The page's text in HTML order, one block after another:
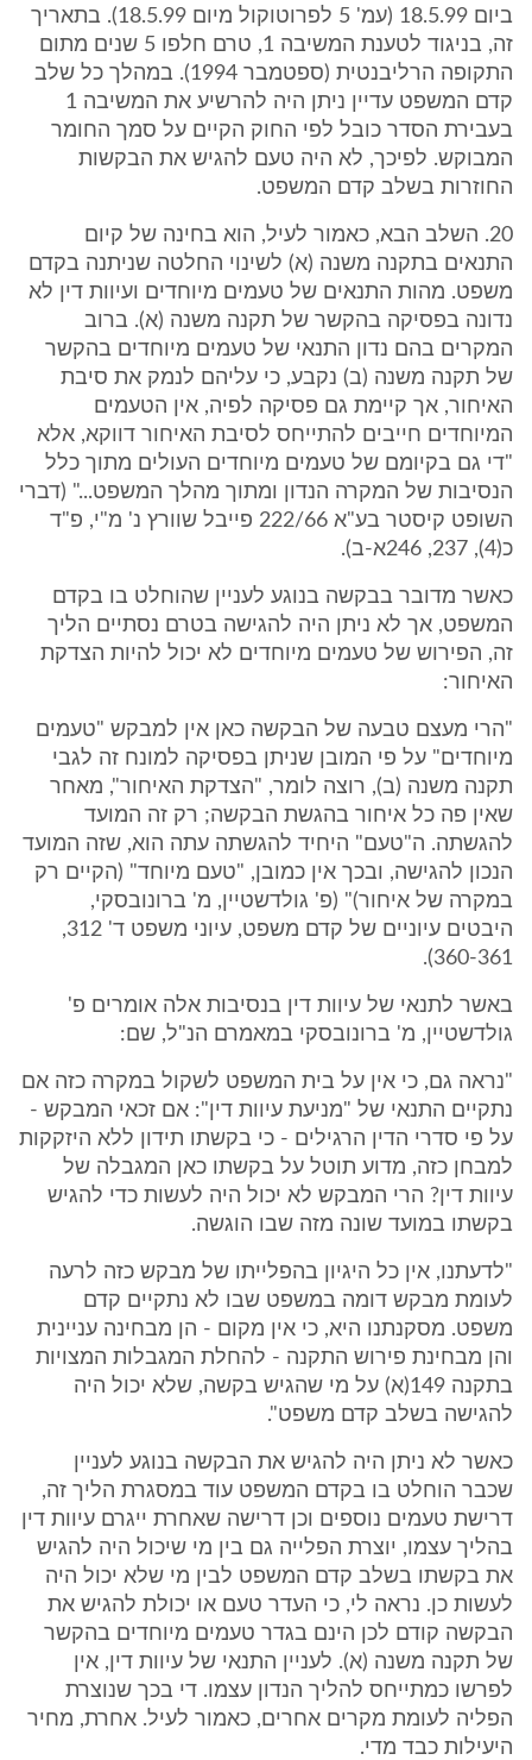
ביום 18.5.99 (עמ' 5 לפרוטוקול מיום 18.5.99). בתאריך
זה, בניגוד לטענת המשיבה 1, טרם חלפו 5 שנים מתום
התקופה הרליבנטית (ספטמבר 1994). במהלך כל שלב
קדם המשפט עדיין ניתן היה להרשיע את המשיבה 1
בעבירת הסדר כובל לפי החוק הקיים על סמך החומר
המבוקש. לפיכך, לא היה טעם להגיש את הבקשות
החוזרות בשלב קדם המשפט.
20. השלב הבא, כאמור לעיל, הוא בחינה של קיום
התנאים בתקנה משנה (א) לשינוי החלטה שניתנה בקדם
משפט. מהות התנאים של טעמים מיוחדים ועיוות דין לא
נדונה בפסיקה בהקשר של תקנה משנה (א). ברוב
המקרים בהם נדון התנאי של טעמים מיוחדים בהקשר
של תקנה משנה (ב) נקבע, כי עליהם לנמק את סיבת
האיחור, אך קיימת גם פסיקה לפיה, אין הטעמים
המיוחדים חייבים להתייחס לסיבת האיחור דווקא, אלא
"די גם בקיומם של טעמים מיוחדים העולים מתוך כלל
הנסיבות של המקרה הנדון ומתוך מהלך המשפט..." (דברי
השופט קיסטר בע"א 222/66 פייבל שוורץ נ' מ"י, פ"ד
כ(4), 237, 246א-ב).
כאשר מדובר בבקשה בנוגע לעניין שהוחלט בו בקדם
המשפט, אך לא ניתן היה להגישה בטרם נסתיים הליך
זה, הפירוש של טעמים מיוחדים לא יכול להיות הצדקת
האיחור:
"הרי מעצם טבעה של הבקשה כאן אין למבקש "טעמים
מיוחדים" על פי המובן שניתן בפסיקה למונח זה לגבי
תקנה משנה (ב), רוצה לומר, "הצדקת האיחור", מאחר
שאין פה כל איחור בהגשת הבקשה; רק זה המועד
להגשתה. ה"טעם" היחיד להגשתה עתה הוא, שזה המועד
הנכון להגישה, ובכך אין כמובן, "טעם מיוחד" (הקיים רק
במקרה של איחור)" (פ' גולדשטיין, מ' ברונובסקי,
היבטים עיוניים של קדם משפט, עיוני משפט ד' 312,
360-361).
באשר לתנאי של עיוות דין בנסיבות אלה אומרים פ'
גולדשטיין, מ' ברונובסקי במאמרם הנ"ל, שם:
"נראה גם, כי אין על בית המשפט לשקול במקרה כזה אם
נתקיים התנאי של "מניעת עיוות דין": אם זכאי המבקש -
על פי סדרי הדין הרגילים - כי בקשתו תידון ללא היזקקות
למבחן כזה, מדוע תוטל על בקשתו כאן המגבלה של
עיוות דין? הרי המבקש לא יכול היה לעשות כדי להגיש
בקשתו במועד שונה מזה שבו הוגשה.
"לדעתנו, אין כל היגיון בהפלייתו של מבקש כזה לרעה
לעומת מבקש דומה במשפט שבו לא נתקיים קדם
משפט. מסקנתנו היא, כי אין מקום - הן מבחינה עניינית
והן מבחינת פירוש התקנה - להחלת המגבלות המצויות
בתקנה 149(א) על מי שהגיש בקשה, שלא יכול היה
להגישה בשלב קדם משפט".
כאשר לא ניתן היה להגיש את הבקשה בנוגע לעניין
שכבר הוחלט בו בקדם המשפט עוד במסגרת הליך זה,
דרישת טעמים נוספים וכן דרישה שאחרת ייגרם עיוות דין
בהליך עצמו, יוצרת הפלייה גם בין מי שיכול היה להגיש
את בקשתו בשלב קדם המשפט לבין מי שלא יכול היה
לעשות כן. נראה לי, כי העדר טעם או יכולת להגיש את
הבקשה קודם לכן הינם בגדר טעמים מיוחדים בהקשר
של תקנה משנה (א). לעניין התנאי של עיוות דין, אין
לפרשו כמתייחס להליך הנדון עצמו. די בכך שנוצרת
הפליה לעומת מקרים אחרים, כאמור לעיל. אחרת, מחיר
היעילות כבד מדי.